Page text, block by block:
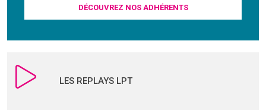
DÉCOUVREZ NOS ADHÉRENTS
LES REPLAYS LPT